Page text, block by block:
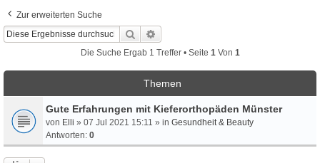
Zur erweiterten Suche
Suche
Die Suche Ergab 1 Treffer • Seite 1Von 1
Themen
Gute Erfahrungen mit Kieferorthopäden Münster
von Elli » 07 Jul 2021 15:11 » in Gesundheit & Beauty
Antworten: 0